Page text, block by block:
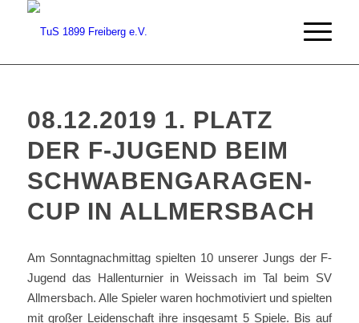
08.12.2019 1. PLATZ
DER F-JUGEND BEIM
SCHWABENGARAGEN-
CUP IN ALLMERSBACH
Am Sonntagnachmittag spielten 10 unserer Jungs der F-
Jugend das Hallenturnier in Weissach im Tal beim SV
Allmersbach. Alle Spieler waren hochmotiviert und spielten
mit großer Leidenschaft ihre insgesamt 5 Spiele. Bis auf